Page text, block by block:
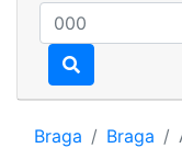
Braga Braga